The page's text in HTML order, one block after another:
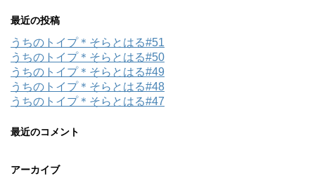
最近の投稿
うちのトイプ＊そらとはる#51
うちのトイプ＊そらとはる#50
うちのトイプ＊そらとはる#49
うちのトイプ＊そらとはる#48
うちのトイプ＊そらとはる#47
最近のコメント
アーカイブ